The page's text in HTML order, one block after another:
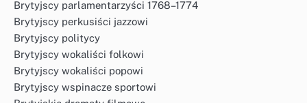
Brytyjscy parlamentarzyści 1768–1774
Brytyjscy perkusiści jazzowi
Brytyjscy politycy
Brytyjscy wokaliści folkowi
Brytyjscy wokaliści popowi
Brytyjscy wspinacze sportowi